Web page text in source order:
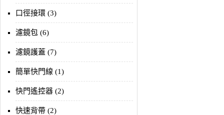
口徑接環 (3)
濾鏡包 (6)
濾鏡護蓋 (7)
簡單快門線 (1)
快門遙控器 (2)
快速背帶 (2)